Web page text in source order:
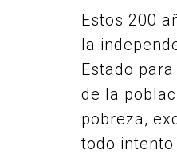
Estos 200
la
Estado
de la
pobreza,
todo